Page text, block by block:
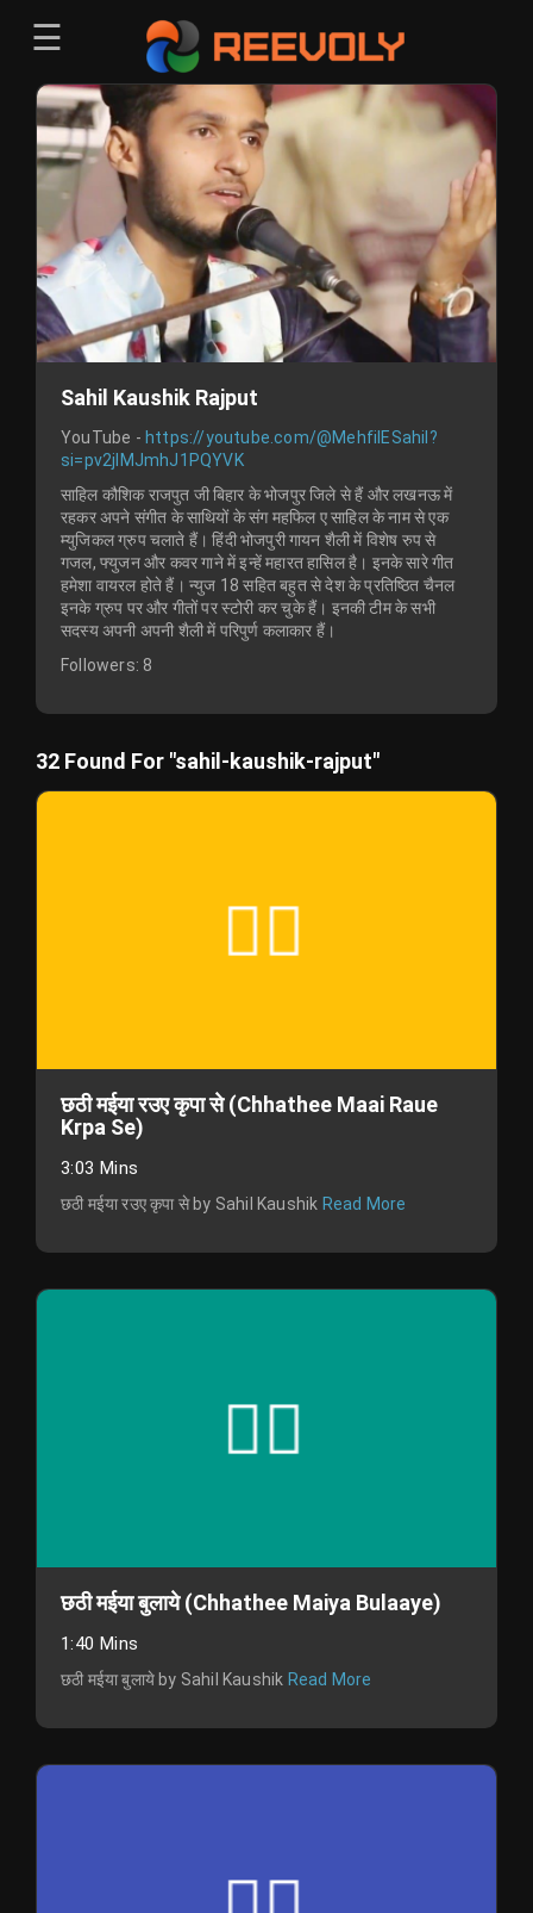
Sign in Register
Menu
Sign-in
Register
☰
Sahil Kaushik Rajput
YouTube - https://youtube.com/@MehfilESahil?
si=pv2jIMJmhJ1PQYVK
साहिल कौशिक राजपुत जी बिहार के भोजपुर जिले से हैं और लखनऊ में
रहकर अपने संगीत के साथियों के संग महफिल ए साहिल के नाम से एक
म्युजिकल ग्रुप चलाते हैं। हिंदी भोजपुरी गायन शैली में विशेष रुप से
गजल, फ्युजन और कवर गाने में इन्हें महारत हासिल है। इनके सारे गीत
हमेशा वायरल होते हैं। न्युज 18 सहित बहुत से देश के प्रतिष्ठित चैनल
इनके ग्रुप पर और गीतों पर स्टोरी कर चुके हैं। इनकी टीम के सभी
सदस्य अपनी अपनी शैली में परिपुर्ण कलाकार हैं।
Followers: 8
32 Found For "sahil-kaushik-rajput"
छठी मईया रउए कृपा से (Chhathee Maai Raue
Krpa Se)
3:03 Mins
छठी मईया रउए कृपा से by Sahil Kaushik Read More
छठी मईया बुलाये (Chhathee Maiya Bulaaye)
1:40 Mins
छठी मईया बुलाये by Sahil Kaushik Read More